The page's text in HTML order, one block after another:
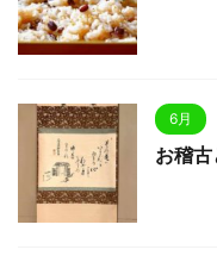
6月
お稽